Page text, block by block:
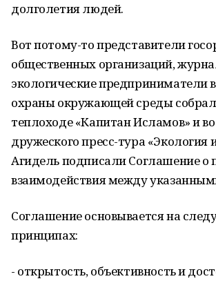
долголетия людей.
Вот потому-то представители
общественных организаций,
экологические предприниматели
охраны окружающей среды
теплоходе «Капитан Исламов» и
дружеского пресс-тура «Экология
Агидель подписали Соглашение о
взаимодействия между
Соглашение основывается на
принципах:
- открытость, объективность и